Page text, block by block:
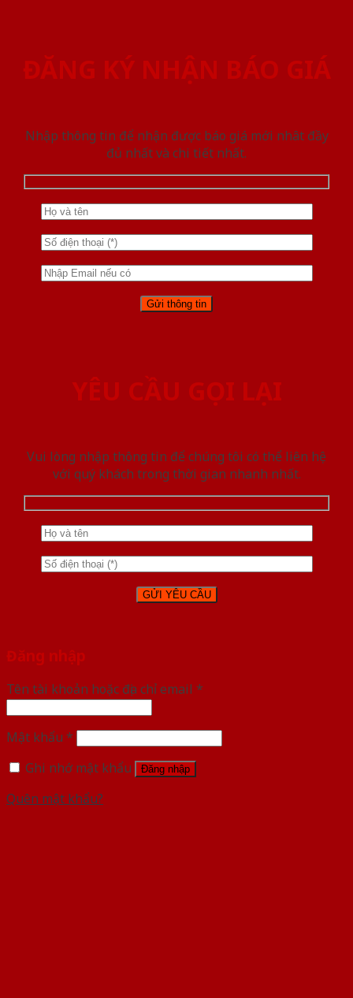
ĐĂNG KÝ NHẬN BÁO GIÁ
Nhập thông tin để nhận được báo giá mới nhât đầy
đủ nhất và chi tiết nhất.
YÊU CẦU GỌI LẠI
Vui lòng nhập thông tin để chúng tôi có thể liên hệ
với quý khách trong thời gian nhanh nhất.
Đăng nhập
Tên tài khoản hoặc địa chỉ email *
Mật khẩu *
Ghi nhớ mật khẩu
Đăng nhập
Quên mật khẩu?